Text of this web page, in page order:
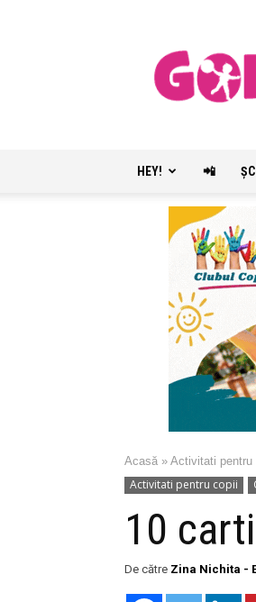
HEY! 📲
Acasă » Activitati pentru
Activitati pentru copii
10
De către Zina Nichita -